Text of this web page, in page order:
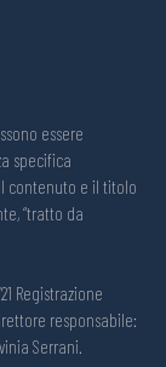
essere
specifica
contenuto e il titolo
“tratto da
Registrazione
responsabile:
Serrani.